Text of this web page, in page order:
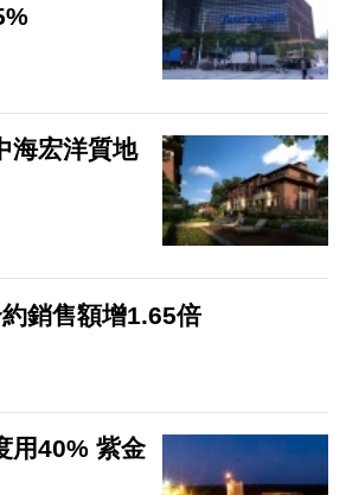
海宏洋質地
銷售額增1.65倍
用40% 紫金